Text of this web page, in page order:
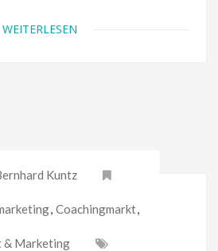
WEITERLESEN
Kuntz
, Coachingmarkt,
& Marketing